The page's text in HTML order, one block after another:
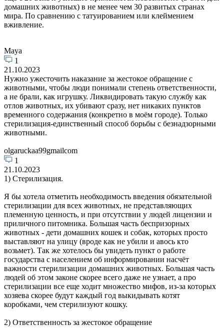
домашних животных) в не менее чем 30 развитых странах
мира. По сравнению с татуированием или клеймением
вживление.
Maya
1
21.10.2023
Нужно ужесточить наказание за жестокое обращение с
животными, чтобы люди понимали степень ответственности,
а не брали, как игрушку. Ликвидировать такую службу как
отлов животных, их убивают сразу, нет никаких пунктов
временного содержания (конкретно в моём городе). Только
стерилизация-единственный способ борьбы с безнадзорными
животными.
olgaruckaa99gmailcom
1
21.10.2023
1) Стерилизация.
Я бы хотела отметить необходимость введения обязательной
стерилизации для всех животных, не представляющих
племенную ценность, и при отсутствии у людей лицензии и
приличного питомника. Большая часть беспризорных
животных - дети домашних кошек и собак, которых просто
выставляют на улицу (вроде как не убили и авось кто
возьмет). Так же хотелось бы увидеть пункт о работе
государства с населением об информировании насчёт
важности стерилизации домашних животных. Большая часть
людей об этом законе скорее всего даже не узнает, а про
стерилизации все еще ходит множество мифов, из-за которых
хозяева скорее будут каждый год выкидывать котят
коробками, чем стерилизуют кошку.
2) Ответственность за жестокое обращение